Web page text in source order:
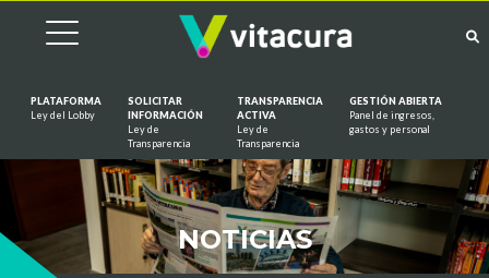
PLATAFORMA
Ley del Lobby
SOLICITAR
INFORMACIÓN
Ley de
Transparencia
TRANSPARENCIA
ACTIVA
Ley de
Transparencia
GESTIÓN ABIERTA
Panel de ingresos,
gastos y personal
NOTICIAS